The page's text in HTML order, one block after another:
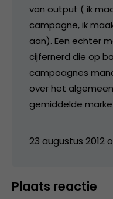
van output ( ik
campagne, ik
aan). Een echter
cijfernerd die op
campoagnes
over het
gemiddelde
23 augustus 2012
Plaats reactie